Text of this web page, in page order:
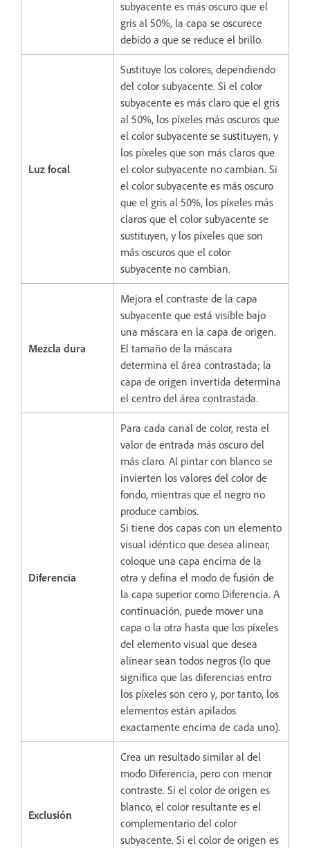
subyacente es más oscuro que el
gris al 50%, la capa se oscurece
debido a que se reduce el brillo.
Luz focal
Sustituye los colores, dependiendo
del color subyacente. Si el color
subyacente es más claro que el gris
al 50%, los píxeles más oscuros que
el color subyacente se sustituyen, y
los píxeles que son más claros que
el color subyacente no cambian. Si
el color subyacente es más oscuro
que el gris al 50%, los píxeles más
claros que el color subyacente se
sustituyen, y los píxeles que son
más oscuros que el color
subyacente no cambian.
Mezcla dura
Mejora el contraste de la capa
subyacente que está visible bajo
una máscara en la capa de origen.
El tamaño de la máscara
determina el área contrastada; la
capa de origen invertida determina
el centro del área contrastada.
Diferencia
Para cada canal de color, resta el
valor de entrada más oscuro del
más claro. Al pintar con blanco se
invierten los valores del color de
fondo, mientras que el negro no
produce cambios.
Si tiene dos capas con un elemento
visual idéntico que desea alinear,
coloque una capa encima de la
otra y defina el modo de fusión de
la capa superior como Diferencia. A
continuación, puede mover una
capa o la otra hasta que los píxeles
del elemento visual que desea
alinear sean todos negros (lo que
significa que las diferencias entro
los píxeles son cero y, por tanto, los
elementos están apilados
exactamente encima de cada uno).
Exclusión
Crea un resultado similar al del
modo Diferencia, pero con menor
contraste. Si el color de origen es
blanco, el color resultante es el
complementario del color
subyacente. Si el color de origen es